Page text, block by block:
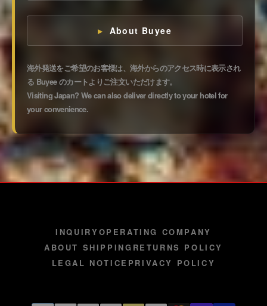
About Buyee
海外発送をご希望のお客様は、海外からのアクセス時に表示され
る Buyee のカートよりご注文いただけます。
Visiting Japan? We can also deliver directly to your hotel for
your convenience.
INQUIRYOPERATING COMPANY
ABOUT SHIPPING RETURNS POLICY
LEGAL NOTICE PRIVACY POLICY